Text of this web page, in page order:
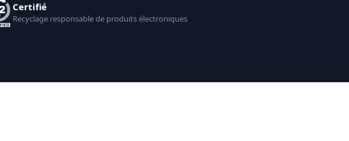
Certifié
Recyclage responsable de produits électroniques